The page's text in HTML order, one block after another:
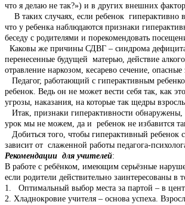
что я делаю не так?») и в других внешних
В таких случаях, если ребенок гиперактивно
что у ребенка наблюдаются признаки
беседу с родителями и порекомендовать
Каковы же причины СДВГ – синдрома
перенесенные будущей матерью, действие
отравление наркозом, кесарево сечение,
Педагог, работающий с гиперактивным
ребенок. Ведь он не может вести себя так, как
угрозы, наказания, на которые так щедры
Итак, признаки гиперактивности обнаружены,
урок мы не можем, да и ребенок не избавится
Добиться того, чтобы гиперактивный ребенок
зависит от слаженной работы педагога-
Рекомендации для учителей:
В работе с ребёнком, имеющим серьёзные
если родители действительно заинтересованы
1. Оптимальный выбор места за партой – в
2. Хладнокровие учителя – основа успеха.